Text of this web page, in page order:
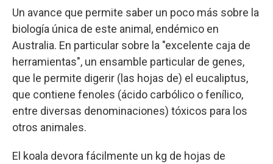
Un avance que permite saber un poco más sobre la
biología única de este animal, endémico en
Australia. En particular sobre la "excelente caja de
herramientas", un ensamble particular de genes,
que le permite digerir (las hojas de) el eucaliptus,
que contiene fenoles (ácido carbólico o fenílico,
entre diversas denominaciones) tóxicos para los
otros animales.
El koala devora fácilmente un kg de hojas de